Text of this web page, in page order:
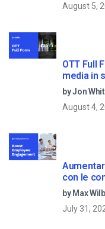
August 5,
OTT Full
media in
by Jon
August 4,
con le
streaming
by Max
July 31,